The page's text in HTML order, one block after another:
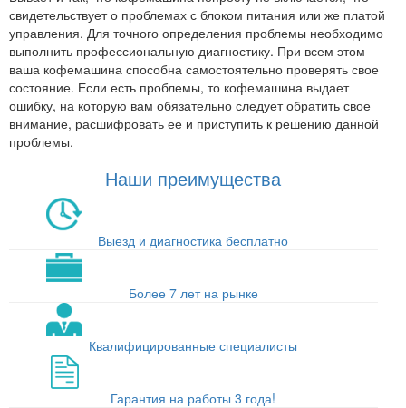
свидетельствует о проблемах с блоком питания или же платой
управления. Для точного определения проблемы необходимо
выполнить профессиональную диагностику. При всем этом
ваша кофемашина способна самостоятельно проверять свое
состояние. Если есть проблемы, то кофемашина выдает
ошибку, на которую вам обязательно следует обратить свое
внимание, расшифровать ее и приступить к решению данной
проблемы.
Наши преимущества
Выезд и диагностика бесплатно
Более 7 лет на рынке
Квалифицированные специалисты
Гарантия на работы 3 года!